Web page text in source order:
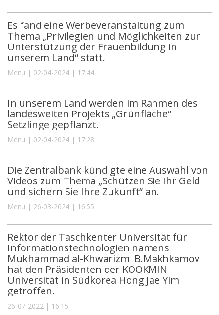
Es fand eine Werbeveranstaltung zum
Thema „Privilegien und Möglichkeiten zur
Unterstützung der Frauenbildung in
unserem Land“ statt.
Menu | 02-04-2024 | 17:44
In unserem Land werden im Rahmen des
landesweiten Projekts „Grünfläche“
Setzlinge gepflanzt.
Menu | 02-04-2024 | 17:28
Die Zentralbank kündigte eine Auswahl von
Videos zum Thema „Schützen Sie Ihr Geld
und sichern Sie Ihre Zukunft“ an.
Menu | 26-03-2024 | 16:55
Rektor der Taschkenter Universität für
Informationstechnologien namens
Mukhammad al-Khwarizmi B.Makhkamov
hat den Präsidenten der KOOKMIN
Universität in Südkorea Hong Jae Yim
getroffen.
26-07-2022 | 16:15